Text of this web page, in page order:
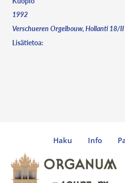
1992
Verschueren Orgelbouw, Hollanti 18/
Lisätietoa:
Haku Info